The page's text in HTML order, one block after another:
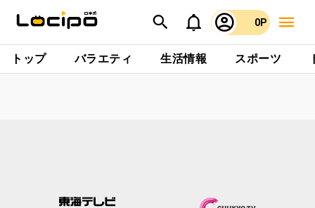
0P
トップ バラエティ 生活情報 スポーツ